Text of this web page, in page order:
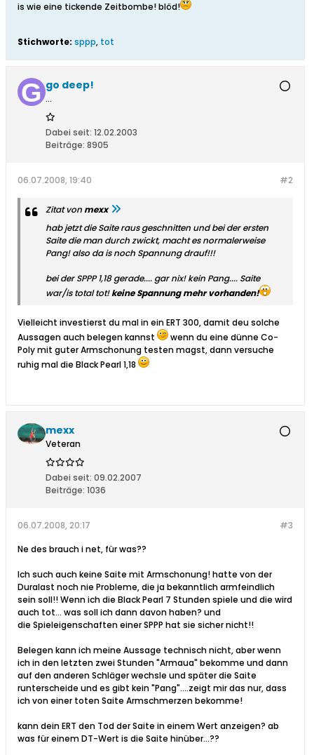
is wie eine tickende Zeitbombe! blöd!
Stichworte: sppp, tot
go deep!
...
Dabei seit: 12.02.2003
Beiträge: 8905
#2
06.07.2008, 19:40
Zitat vonmexx
hab jetzt die Saite raus geschnitten und bei der ersten
Saite die man durch zwickt, macht es normalerweise
Pang! also da is noch Spannung drauf!!!
bei der SPPP 1,18 gerade.... gar nix! kein Pang.... Saite
war/is total tot!keine Spannung mehr vorhanden!
Vielleicht investierst du mal in ein ERT 300, damit deu solche
Aussagen auch belegen kannst
wenn du eine dünne Co-
Poly mit guter Armschonung testen magst, dann versuche
ruhig mal die Black Pearl 1,18
mexx
Veteran
Dabei seit: 09.02.2007
Beiträge: 1036
#3
06.07.2008, 20:17
Ne des brauch i net, für was??
Ich such auch keine Saite mit Armschonung! hatte von der
Duralast noch nie Probleme, die ja bekanntlich armfeindlich
sein soll!! Wenn ich die Black Pearl 7 Stunden spiele und die wird
auch tot... was soll ich dann davon haben? und
die Spieleigenschaften einer SPPP hat sie sicher nicht!!
Belegen kann ich meine Aussage technisch nicht, aber wenn
ich in den letzten zwei Stunden "Armaua" bekomme und dann
auf den anderen Schläger wechsle und später die Saite
runterscheide und es gibt kein "Pang"....zeigt mir das nur, dass
ich von einer toten Saite Armschmerzen bekomme!
kann dein ERT den Tod der Saite in einem Wert anzeigen? ab
was für einem DT-Wert is die Saite hinüber...??